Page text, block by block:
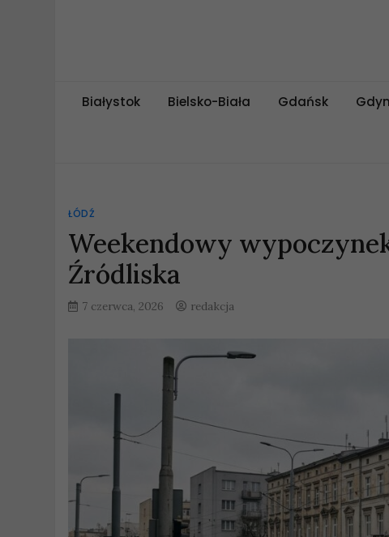
miejskipuls.pl
Białystok Bielsko-Biała Gdańsk
ŁÓDŹ
Weekendowy
Źródliska
7 czerwca, 2026 redakcja